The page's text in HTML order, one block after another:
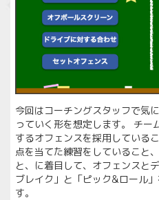
今回はコーチングスタッフで気
っていく形を想定します。 チ
するオフェンスを採用している
点を当てた練習をしていること
と、に着目して、オフェンスと
ブレイク」と「ピック&ロール
す。